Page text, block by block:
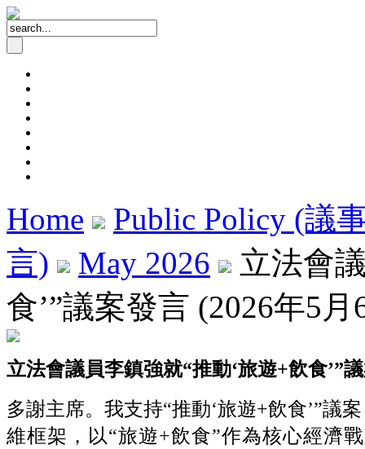
Home
Public Policy (議
言)
May 2026
立法會
食’”議案發言 (2026年5月
立法會議員李鎮強就“推動‘旅遊+飲食’”
多謝主席。我支持“推動‘旅遊+飲食’”議
維框架，以“旅遊+飲食”作為核心經濟